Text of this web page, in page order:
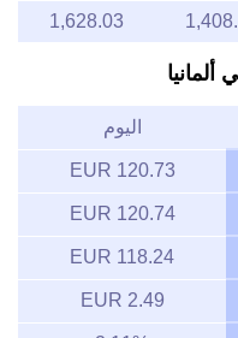
1,628.03
اليوم
120.73 EUR
120.74 EUR
118.24 EUR
2.49 EUR